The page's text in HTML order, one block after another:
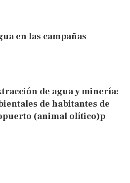
en las campañas
de agua y minería:
de habitantes de
(animal olítico)p